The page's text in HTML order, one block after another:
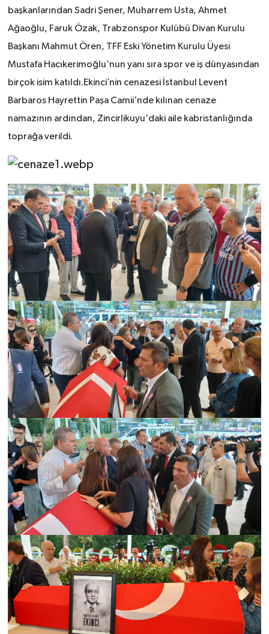
başkanlarından Sadri Şener, Muharrem Usta, Ahmet
Ağaoğlu, Faruk Özak, Trabzonspor Kulübü Divan Kurulu
Başkanı Mahmut Ören, TFF Eski Yönetim Kurulu Üyesi
Mustafa Hacıkerimoğlu'nun yanı sıra spor ve iş dünyasından
birçok isim katıldı.Ekinci’nin cenazesi İstanbul Levent
Barbaros Hayrettin Paşa Camii'nde kılınan cenaze
namazının ardından, Zincirlikuyu'daki aile kabristanlığında
toprağa verildi.